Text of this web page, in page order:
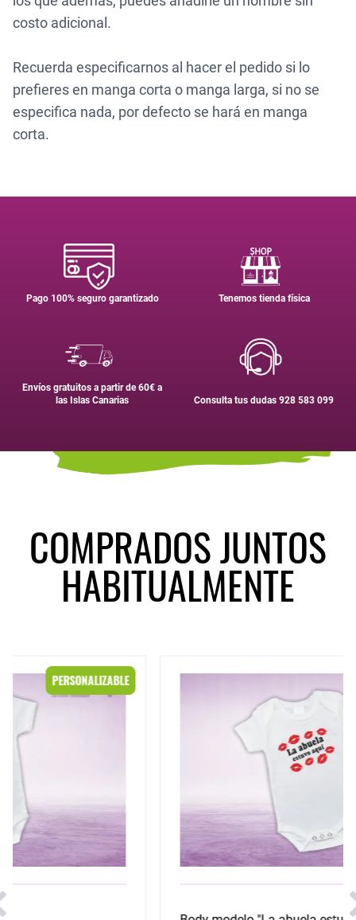
costo adicional.
Recuerda especificarnos al hacer el pedido si lo
prefieres en manga corta o manga larga, si no se
especifica nada, por defecto se hará en manga
corta.
Pago 100% seguro garantizado Tenemos tienda física
Envíos gratuitos a partir de 60€ a
las Islas Canarias
Consulta tus dudas 928 583 099
COMPRADOS JUNTOS
HABITUALMENTE
Body modelo "La abuela estuvo aquí"